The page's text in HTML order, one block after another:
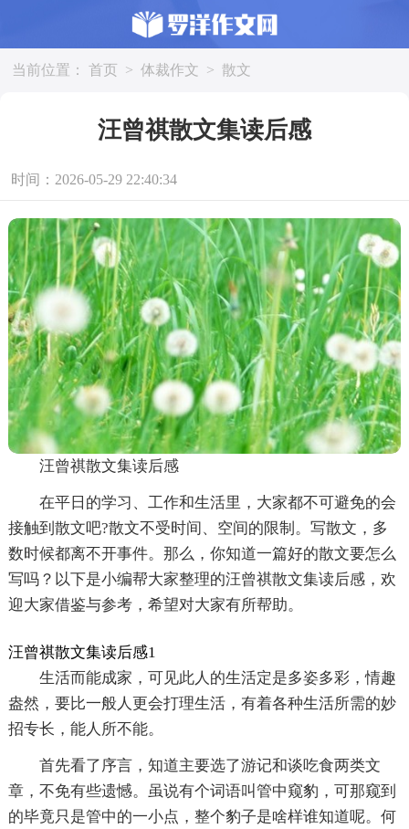
当前位置： 首页 > 体裁作文 > 散文
汪曾祺散文集读后感
时间：2026-05-29 22:40:34
汪曾祺散文集读后感
在平日的学习、工作和生活里，大家都不可避免的会
接触到散文吧?散文不受时间、空间的限制。写散文，多
数时候都离不开事件。那么，你知道一篇好的散文要怎么
写吗？以下是小编帮大家整理的汪曾祺散文集读后感，欢
迎大家借鉴与参考，希望对大家有所帮助。
汪曾祺散文集读后感1
生活而能成家，可见此人的生活定是多姿多彩，情趣
盎然，要比一般人更会打理生活，有着各种生活所需的妙
招专长，能人所不能。
首先看了序言，知道主要选了游记和谈吃食两类文
章，不免有些遗憾。虽说有个词语叫管中窥豹，可那窥到
的毕竟只是管中的一小点，整个豹子是啥样谁知道呢。何